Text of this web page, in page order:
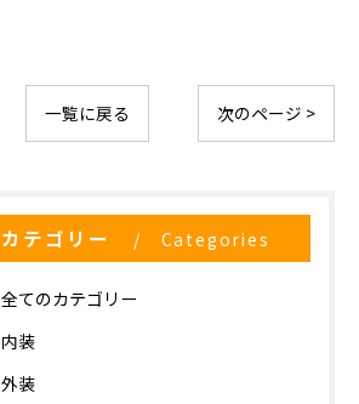
一覧に戻る 次のページ >
カテゴリー Categories
全てのカテゴリー
内装
外装